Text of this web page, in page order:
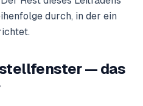
durch, in der ein
— das